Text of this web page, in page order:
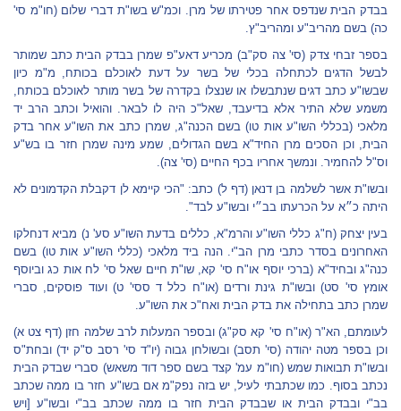
בבדק הבית שנדפס אחר פטירתו של מרן. וכמ"ש בשו"ת דברי שלום (חו"מ סי'
כה) בשם מהריב"ע ומהריב"ץ.
בספר זבחי צדק (סי' צה סק"ב) מכריע דאע"פ שמרן בבדק הבית כתב שמותר
לבשל הדגים לכתחלה בכלי של בשר על דעת לאוכלם בכותח, מ"מ כיון
שבשו"ע כתב דגים שנתבשלו או שנצלו בקדרה של בשר מותר לאוכלם בכותח,
משמע שלא התיר אלא בדיעבד, שאל"כ היה לו לבאר. והואיל וכתב הרב יד
מלאכי (בכללי השו"ע אות טו) בשם הכנה"ג, שמרן כתב את השו"ע אחר בדק
הבית, וכן הסכים מרן החיד"א בשם הגדולים, שמע מינה שמרן חזר בו בש"ע
וס"ל להחמיר. ונמשך אחריו בכף החיים (סי' צה).
ובשו"ת אשר לשלמה בן דנאן (דף ל) כתב: "הכי קיימא לן דקבלת הקדמונים לא
היתה כ״א על הכרעתו בב״י ובשו"ע לבד".
בעין יצחק (ח"ג כללי השו"ע והרמ"א, כללים בדעת השו"ע סע' נ) מביא דנחלקו
האחרונים בסדר כתבי מרן הב"י. הנה ביד מלאכי (כללי השו"ע אות טו) בשם
כנה"ג ובחיד"א (ברכי יוסף או"ח סי' קא, שו"ת חיים שאל סי' לח אות כג וביוסף
אומץ סי' סט) ובשו"ת גינת ורדים (או"ח כלל ד ססי' ט) ועוד פוסקים, סברי
שמרן כתב בתחילה את בדק הבית ואח"כ את השו"ע.
לעומתם, הא"ר (או"ח סי' קא סק"ג) ובספר המעלות לרב שלמה חזן (דף צט א)
וכן בספר מטה יהודה (סי' תסב) ובשולחן גבוה (יו"ד סי' רסב ס"ק יד) ובחת"ס
ובשו"ת תבואות שמש (חו"מ עמ' קצד בשם ספר דוד משאש) סברי שבדק הבית
נכתב בסוף. כמו שכתבתי לעיל, יש בזה נפק"מ אם בשו"ע חזר בו ממה שכתב
בב"י ובבדק הבית או שבבדק הבית חזר בו ממה שכתב בב"י ובשו"ע [ויש